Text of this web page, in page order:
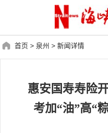
首页 > 泉州 > 新闻详情
惠安国寿寿险
考加“油”高“